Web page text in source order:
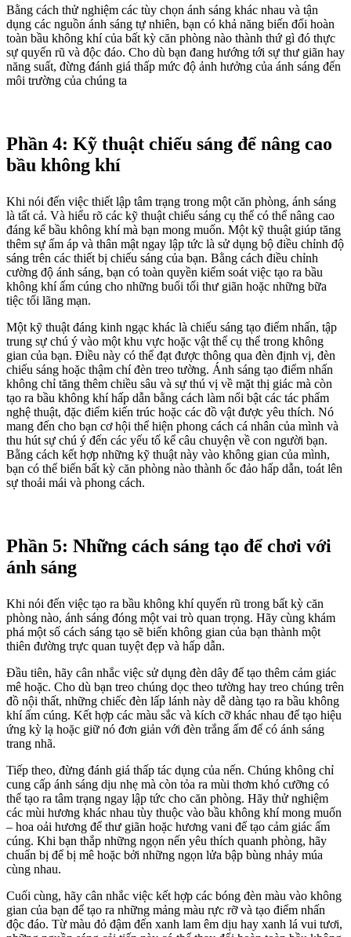
Bằng cách thử nghiệm các tùy chọn ánh sáng khác nhau và tận
dụng các nguồn ánh sáng tự nhiên, bạn có khả năng biến đổi hoàn
toàn bầu không khí của bất kỳ căn phòng nào thành thứ gì đó thực
sự quyến rũ và độc đáo. Cho dù bạn đang hướng tới sự thư giãn hay
năng suất, đừng đánh giá thấp mức độ ảnh hưởng của ánh sáng đến
môi trường của chúng ta
Phần 4: Kỹ thuật chiếu sáng để nâng cao
bầu không khí
Khi nói đến việc thiết lập tâm trạng trong một căn phòng, ánh sáng
là tất cả. Và hiểu rõ các kỹ thuật chiếu sáng cụ thể có thể nâng cao
đáng kể bầu không khí mà bạn mong muốn. Một kỹ thuật giúp tăng
thêm sự ấm áp và thân mật ngay lập tức là sử dụng bộ điều chỉnh độ
sáng trên các thiết bị chiếu sáng của bạn. Bằng cách điều chỉnh
cường độ ánh sáng, bạn có toàn quyền kiểm soát việc tạo ra bầu
không khí ấm cúng cho những buổi tối thư giãn hoặc những bữa
tiệc tối lãng mạn.
Một kỹ thuật đáng kinh ngạc khác là chiếu sáng tạo điểm nhấn, tập
trung sự chú ý vào một khu vực hoặc vật thể cụ thể trong không
gian của bạn. Điều này có thể đạt được thông qua đèn định vị, đèn
chiếu sáng hoặc thậm chí đèn treo tường. Ánh sáng tạo điểm nhấn
không chỉ tăng thêm chiều sâu và sự thú vị về mặt thị giác mà còn
tạo ra bầu không khí hấp dẫn bằng cách làm nổi bật các tác phẩm
nghệ thuật, đặc điểm kiến trúc hoặc các đồ vật được yêu thích. Nó
mang đến cho bạn cơ hội thể hiện phong cách cá nhân của mình và
thu hút sự chú ý đến các yếu tố kể câu chuyện về con người bạn.
Bằng cách kết hợp những kỹ thuật này vào không gian của mình,
bạn có thể biến bất kỳ căn phòng nào thành ốc đảo hấp dẫn, toát lên
sự thoải mái và phong cách.
Phần 5: Những cách sáng tạo để chơi với
ánh sáng
Khi nói đến việc tạo ra bầu không khí quyến rũ trong bất kỳ căn
phòng nào, ánh sáng đóng một vai trò quan trọng. Hãy cùng khám
phá một số cách sáng tạo sẽ biến không gian của bạn thành một
thiên đường trực quan tuyệt đẹp và hấp dẫn.
Đầu tiên, hãy cân nhắc việc sử dụng đèn dây để tạo thêm cảm giác
mê hoặc. Cho dù bạn treo chúng dọc theo tường hay treo chúng trên
đồ nội thất, những chiếc đèn lấp lánh này dễ dàng tạo ra bầu không
khí ấm cúng. Kết hợp các màu sắc và kích cỡ khác nhau để tạo hiệu
ứng kỳ lạ hoặc giữ nó đơn giản với đèn trắng ấm để có ánh sáng
trang nhã.
Tiếp theo, đừng đánh giá thấp tác dụng của nến. Chúng không chỉ
cung cấp ánh sáng dịu nhẹ mà còn tỏa ra mùi thơm khó cưỡng có
thể tạo ra tâm trạng ngay lập tức cho căn phòng. Hãy thử nghiệm
các mùi hương khác nhau tùy thuộc vào bầu không khí mong muốn
– hoa oải hương để thư giãn hoặc hương vani để tạo cảm giác ấm
cúng. Khi bạn thắp những ngọn nến yêu thích quanh phòng, hãy
chuẩn bị để bị mê hoặc bởi những ngọn lửa bập bùng nhảy múa
cùng nhau.
Cuối cùng, hãy cân nhắc việc kết hợp các bóng đèn màu vào không
gian của bạn để tạo ra những mảng màu rực rỡ và tạo điểm nhấn
độc đáo. Từ màu đỏ đậm đến xanh lam êm dịu hay xanh lá vui tươi,